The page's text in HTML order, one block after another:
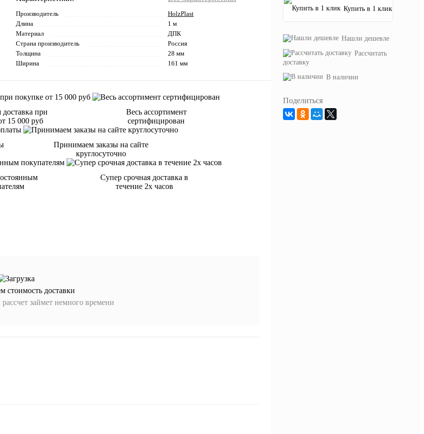
Производитель
HolzPlast
Длина
1 м
Материал
ДПК
Страна производитель
Россия
Толщина
28 мм
Ширина
161 мм
доставка при
15 000 руб
Весь ассортимент
сертифицирован
Принимаем заказы на сайте
круглосуточно
Супер срочная доставка в
течение 2х часов
стоимость доставки
займет немного времени
Купить в 1 клик
Нашли дешевле
Рассчитать
доставку
В наличии
Поделиться